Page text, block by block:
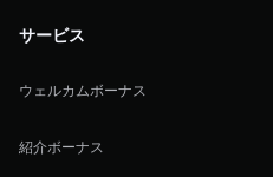
サービス
ウェルカムボーナス
紹介ボーナス